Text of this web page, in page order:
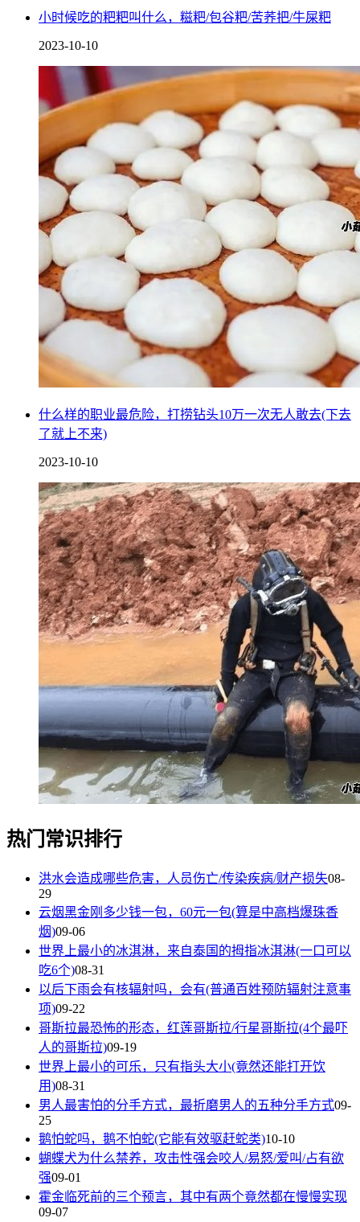
说，适当吃一些黄桃罐头，可以补气补血，改善虚弱、咳喘等
症状，缓解经期出现的身体不适，但是不宜吃过冰的罐头。
小时候吃的粑粑叫什么，糍粑/包谷粑/苦荞把/牛屎粑
2023-10-10
什么样的职业最危险，打捞钻头10万一次无人敢去(下去
了就上不来)
2023-10-10
热门常识排行
洪水会造成哪些危害，人员伤亡/传染疾病/财产损失08-
29
云烟黑金刚多少钱一包，60元一包(算是中高档爆珠香
烟)09-06
世界上最小的冰淇淋，来自泰国的拇指冰淇淋(一口可以
吃6个)08-31
以后下雨会有核辐射吗，会有(普通百姓预防辐射注意事
项)09-22
哥斯拉最恐怖的形态，红莲哥斯拉/行星哥斯拉(4个最吓
人的哥斯拉)09-19
世界上最小的可乐，只有指头大小(竟然还能打开饮
用)08-31
男人最害怕的分手方式，最折磨男人的五种分手方式09-
25
鹅怕蛇吗，鹅不怕蛇(它能有效驱赶蛇类)10-10
蝴蝶犬为什么禁养，攻击性强会咬人/易怒/爱叫/占有欲
强09-01
霍金临死前的三个预言，其中有两个竟然都在慢慢实现
09-07